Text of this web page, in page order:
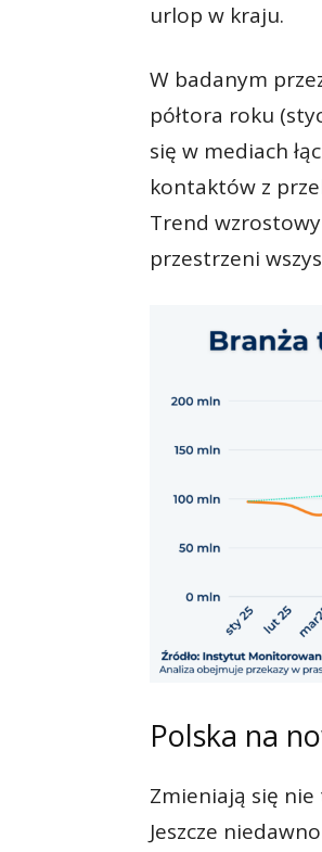
urlop w kraju.
W badanym
półtora roku
się w mediach
kontaktów z
Trend
przestrzeni
Polska na
Zmieniają się
Jeszcze niedawno